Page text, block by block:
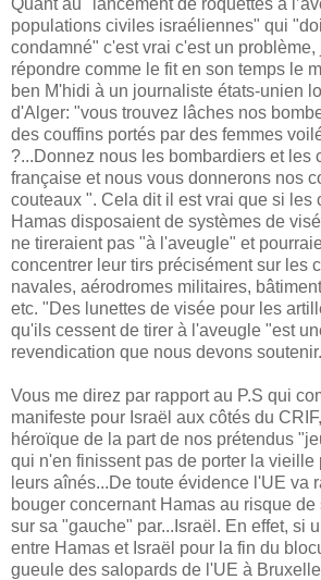
populations civiles israéliennes" qui
condamné" c'est vrai c'est un
répondre comme le fit en son temps le
ben M'hidi à un journaliste états-unien
d'Alger: "vous trouvez lâches nos
des couffins portés par des femmes
?...Donnez nous les bombardiers et les
française et nous vous donnerons nos
couteaux ". Cela dit il est vrai que si les
Hamas disposaient de systèmes de
ne tireraient pas "à l'aveugle" et
concentrer leur tirs précisément sur les
navales, aérodromes militaires,
etc. "Des lunettes de visée pour les
qu'ils cessent de tirer à l'aveugle "est
revendication que nous devons soutenir.
Vous me direz par rapport au P.S qui
manifeste pour Israël aux côtés du
héroïque de la part de nos prétendus
qui n'en finissent pas de porter la
leurs aînés...De toute évidence l'UE va
bouger concernant Hamas au risque
sur sa "gauche" par...Israël. En effet, si
entre Hamas et Israël pour la fin du
gueule des salopards de l'UE à